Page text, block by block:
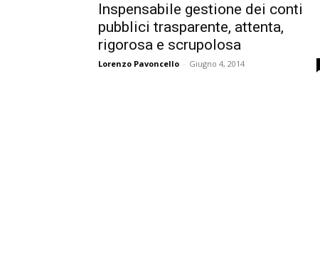
Inspensabile gestione dei conti
pubblici trasparente, attenta,
rigorosa e scrupolosa
Lorenzo Pavoncello - Giugno 4, 2014